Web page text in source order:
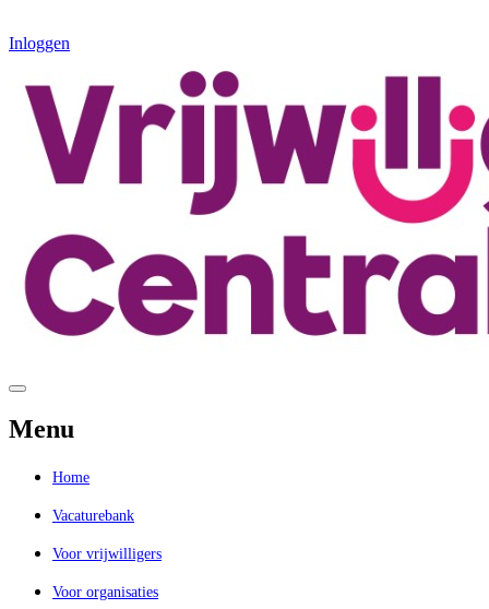
Inloggen
Menu
Home
Vacaturebank
Voor vrijwilligers
Voor organisaties